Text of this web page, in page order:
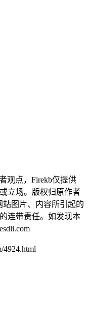
观点，Firekb仅提供
立场。版权归原作者
图片、内容所引起的
连带责任。如发现本